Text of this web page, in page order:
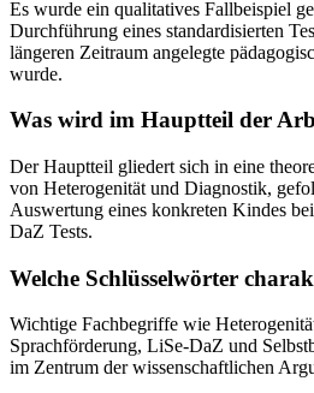
Es wurde ein qualitatives Fallbeispiel
Durchführung eines standardisierten
längeren Zeitraum angelegte
wurde.
Was wird im Hauptteil der
Der Hauptteil gliedert sich in eine
von Heterogenität und Diagnostik,
Auswertung eines konkreten Kindes
DaZ Tests.
Welche Schlüsselwörter
Wichtige Fachbegriffe wie
Sprachförderung, LiSe-DaZ und
im Zentrum der wissenschaftlichen